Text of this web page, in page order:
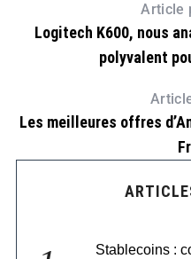
Article
Logitech K600, nous
polyvalent
Les meilleures offres
Stablecoins :